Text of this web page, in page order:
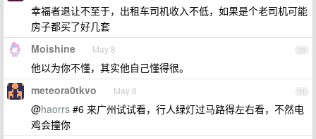
幸福者退让不至于，出租车司机收入不低，如果是个老司机可能
房子都买了好几套
10
Moishine May 8
他以为你不懂，其实他自己懂得很。
11
meteora0tkvo May 8
@haorrs #6 来广州试试看，行人绿灯过马路得左右看，不然电
鸡会撞你